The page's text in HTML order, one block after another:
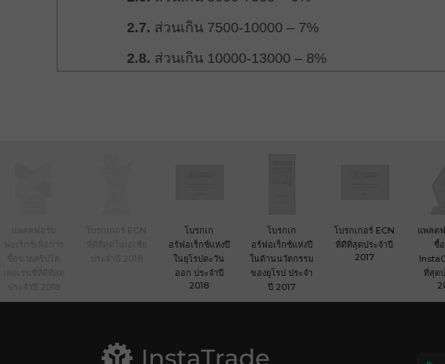
โบรกเก
อร์ฟอเร็กซ์แห่งปี
ในยุโรปตะวัน
ออก ประจำปี
2018
โบรกเก
อร์ฟอเร็กซ์แห่งปี
ในด้านนวัตกรรม
ของยุโรป ประจำ
ปี 2017
โบรกเกอร์ ECN
ที่ดีที่สุดประจำปี
2017
แพลต
ซื้
ที่สุด